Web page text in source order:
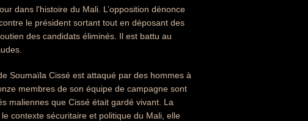
dans l'histoire du Mali. L’opposition dénonce
le président sortant tout en déposant des
des candidats éliminés. Il est battu au
Soumaïla Cissé est attaqué par des hommes à
membres de son équipe de campagne sont
maliennes que Cissé était gardé vivant. La
contexte sécuritaire et politique du Mali, elle